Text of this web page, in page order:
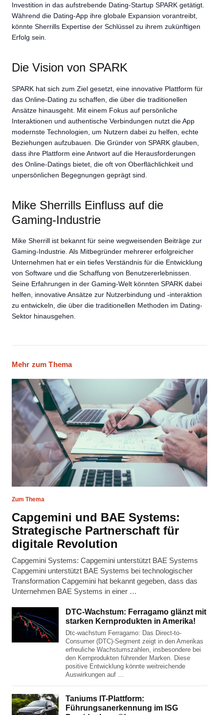
Investition in das aufstrebende Dating-Startup SPARK getätigt.
Während die Dating-App ihre globale Expansion vorantreibt,
könnte Sherrills Expertise der Schlüssel zu ihrem zukünftigen
Erfolg sein.
Die Vision von SPARK
SPARK hat sich zum Ziel gesetzt, eine innovative Plattform für
das Online-Dating zu schaffen, die über die traditionellen
Ansätze hinausgeht. Mit einem Fokus auf persönliche
Interaktionen und authentische Verbindungen nutzt die App
modernste Technologien, um Nutzern dabei zu helfen, echte
Beziehungen aufzubauen. Die Gründer von SPARK glauben,
dass ihre Plattform eine Antwort auf die Herausforderungen
des Online-Datings bietet, die oft von Oberflächlichkeit und
unpersönlichen Begegnungen geprägt sind.
Mike Sherrills Einfluss auf die
Gaming-Industrie
Mike Sherrill ist bekannt für seine wegweisenden Beiträge zur
Gaming-Industrie. Als Mitbegründer mehrerer erfolgreicher
Unternehmen hat er ein tiefes Verständnis für die Entwicklung
von Software und die Schaffung von Benutzererlebnissen.
Seine Erfahrungen in der Gaming-Welt könnten SPARK dabei
helfen, innovative Ansätze zur Nutzerbindung und -interaktion
zu entwickeln, die über die traditionellen Methoden im Dating-
Sektor hinausgehen.
Mehr zum Thema
Zum Thema
Capgemini und BAE Systems:
Strategische Partnerschaft für
digitale Revolution
Capgemini Systems: Capgemini unterstützt BAE Systems
Capgemini unterstützt BAE Systems bei technologischer
Transformation Capgemini hat bekannt gegeben, dass das
Unternehmen BAE Systems in einer …
DTC-Wachstum: Ferragamo glänzt mit
starken Kernprodukten in Amerika!
Dtc-wachstum Ferragamo: Das Direct-to-
Consumer (DTC)-Segment zeigt in den Amerikas
erfreuliche Wachstumszahlen, insbesondere bei
den Kernprodukten führender Marken. Diese
positive Entwicklung könnte weitreichende
Auswirkungen auf …
Taniums IT-Plattform:
Führungsanerkennung im ISG